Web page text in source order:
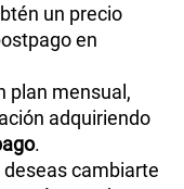
un precio
en
plan mensual,
adquiriendo
.
cambiarte